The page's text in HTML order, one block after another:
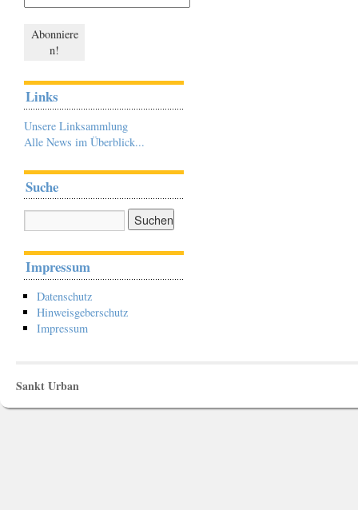
Links
Unsere Linksammlung
Alle News im Überblick...
Suche
Impressum
Datenschutz
Hinweisgeberschutz
Impressum
Sankt Urban